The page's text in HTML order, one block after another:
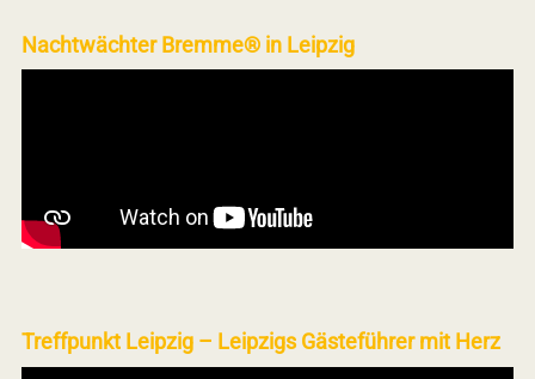
Nachtwächter Bremme® in Leipzig
Treffpunkt Leipzig – Leipzigs Gästeführer mit Herz